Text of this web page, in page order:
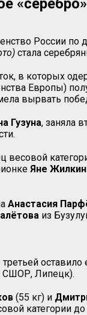
России
стала
в которых
Европы)
вырвать
Гузуна, заняла
весовой
Яне
Анастасия
из
СШОР, Липецк).
(55 кг) и
категории